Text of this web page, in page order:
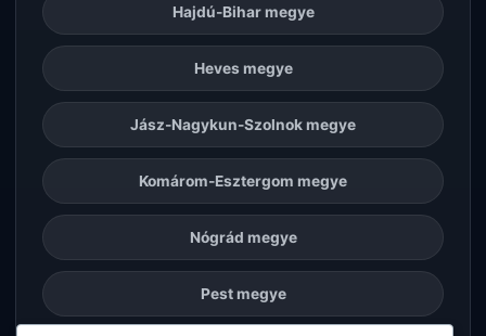
Hajdú-Bihar megye
Heves megye
Jász-Nagykun-Szolnok megye
Komárom-Esztergom megye
Nógrád megye
Pest megye